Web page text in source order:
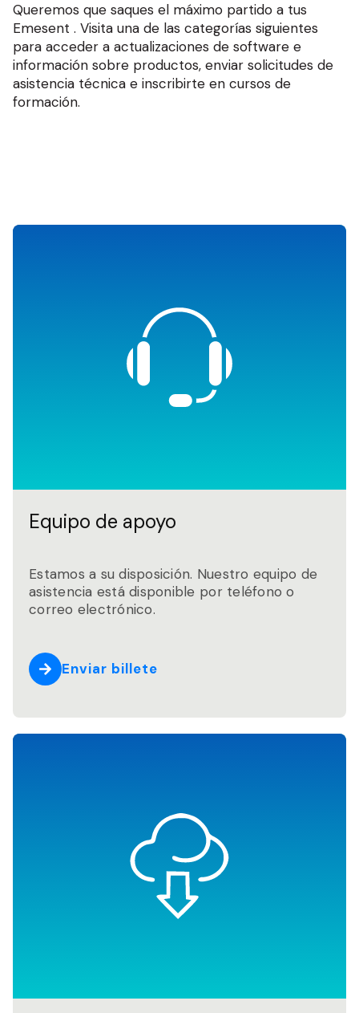
Queremos que saques el máximo partido a tus
Emesent . Visita una de las categorías siguientes
para acceder a actualizaciones de software e
información sobre productos, enviar solicitudes de
asistencia técnica e inscribirte en cursos de
formación.
Equipo de apoyo
Estamos a su disposición. Nuestro equipo de
asistencia está disponible por teléfono o
correo electrónico.
Enviar billete